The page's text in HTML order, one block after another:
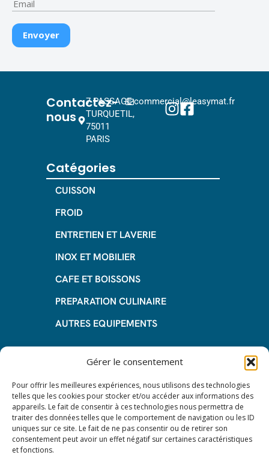
Gérer le consentement
Pour offrir les meilleures expériences, nous utilisons des technologies
telles que les cookies pour stocker et/ou accéder aux informations des
appareils. Le fait de consentir à ces technologies nous permettra de
traiter des données telles que le comportement de navigation ou les ID
uniques sur ce site. Le fait de ne pas consentir ou de retirer son
consentement peut avoir un effet négatif sur certaines caractéristiques
et fonctions.
Contactez-
nous
7 PASSAGE
TURQUETIL,
75011
PARIS
commercial@leasymat.fr
Catégories
CUISSON
FROID
ENTRETIEN ET LAVERIE
INOX ET MOBILIER
CAFE ET BOISSONS
PREPARATION CULINAIRE
AUTRES EQUIPEMENTS
Informations
Questions fréquentes
Les avantages de la LOA
Les étapes du leasing de matériel
de restauration